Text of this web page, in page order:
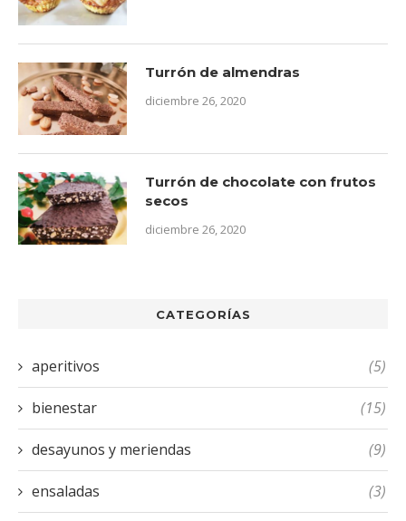
Turrón de almendras
diciembre 26, 2020
Turrón de chocolate con frutos
secos
diciembre 26, 2020
CATEGORÍAS
aperitivos (5)
bienestar (15)
desayunos y meriendas (9)
ensaladas (3)